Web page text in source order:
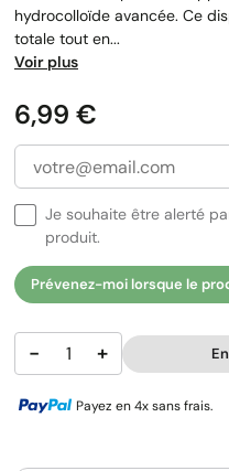
hydrocolloïde avancée. Ce
totale tout en...
Voir plus
Prix
6,99 €
Je souhaite être alerté
produit.
Prévenez-moi lorsque le
− +
Payez en 4x sans frais.